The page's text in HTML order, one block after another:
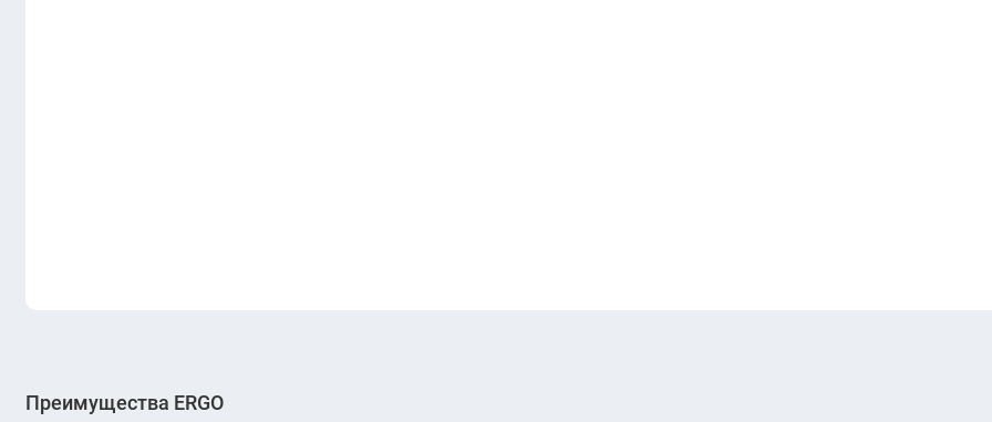
Преимущества ERGO